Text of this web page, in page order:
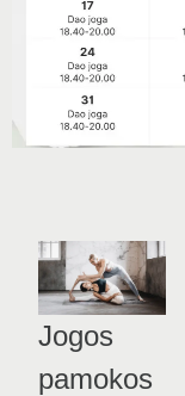
Jogos
pamokos